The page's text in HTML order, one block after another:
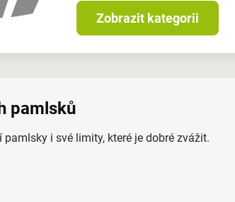
Zobrazit kategorii
pamlsků
i své limity, které je dobré zvážit.